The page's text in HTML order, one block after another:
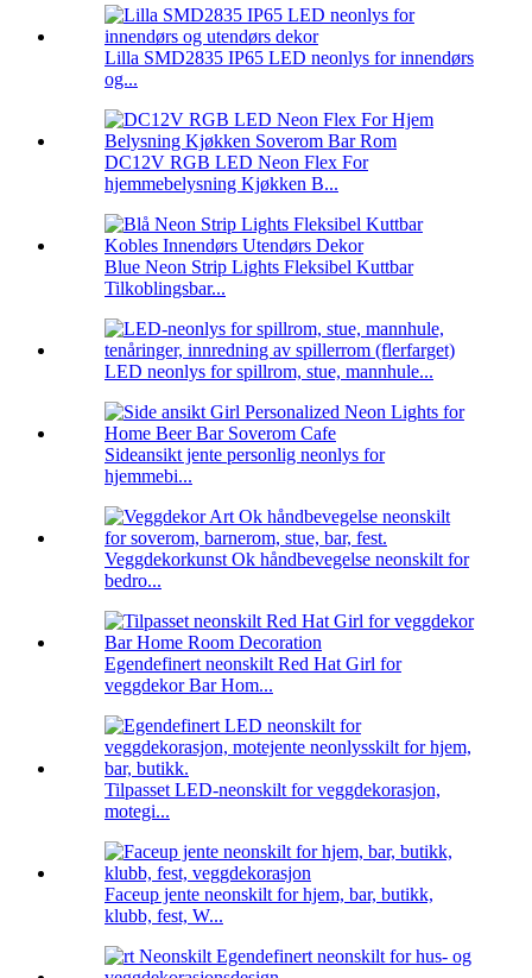
Lilla SMD2835 IP65 LED neonlys for innendørs
og...
DC12V RGB LED Neon Flex For
hjemmebelysning Kjøkken B...
Blue Neon Strip Lights Fleksibel Kuttbar
Tilkoblingsbar...
LED neonlys for spillrom, stue, mannhule...
Sideansikt jente personlig neonlys for
hjemmebi...
Veggdekorkunst Ok håndbevegelse neonskilt for
bedro...
Egendefinert neonskilt Red Hat Girl for
veggdekor Bar Hom...
Tilpasset LED-neonskilt for veggdekorasjon,
motegi...
Faceup jente neonskilt for hjem, bar, butikk,
klubb, fest, W...